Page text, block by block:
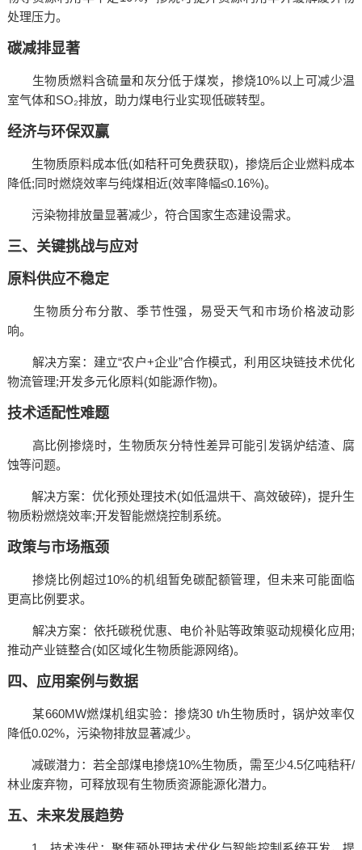
处理压力。
‌碳减排显著‌
生物质燃料含硫量和灰分低于煤炭，掺烧10%以上可减少温
室气体和SO₂排放，助力煤电行业实现低碳转型。
‌经济与环保双赢‌
生物质原料成本低(如秸秆可免费获取)，掺烧后企业燃料成本
降低;同时燃烧效率与纯煤相近(效率降幅≤0.16%)。
污染物排放量显著减少，符合国家生态建设需求。
三、关键挑战与应对
原料供应不稳定‌
生物质分布分散、季节性强，易受天气和市场价格波动影
响。
‌解决方案‌：建立“农户+企业”合作模式，利用区块链技术优化
物流管理;开发多元化原料(如能源作物)。
技术适配性难题‌
高比例掺烧时，生物质灰分特性差异可能引发锅炉结渣、腐
蚀等问题。
‌解决方案‌：优化预处理技术(如低温烘干、高效破碎)，提升生
物质粉燃烧效率;开发智能燃烧控制系统。
‌政策与市场瓶颈‌
掺烧比例超过10%的机组暂免碳配额管理，但未来可能面临
更高比例要求。
‌解决方案‌：依托碳税优惠、电价补贴等政策驱动规模化应用;
推动产业链整合(如区域化生物质能源网络)。
四、应用案例与数据
‌某660MW燃煤机组实验‌：掺烧30 t/h生物质时，锅炉效率仅
降低0.02%，污染物排放显著减少。
‌减碳潜力‌：若全部煤电掺烧10%生物质，需至少4.5亿吨秸秆/
林业废弃物，可释放现有生物质资源能源化潜力。
五、未来发展趋势